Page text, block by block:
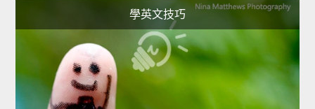
學英文技巧